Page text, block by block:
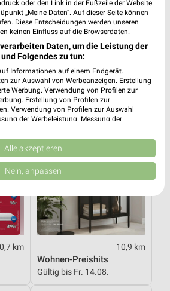
Angebote und Prospekte für
km
XXXLutz
10,9 km
Wohnen-Preishits
Gültig bis Fr. 14.08.
oder den Link in der Fußzeile der Website
„Meine Daten“. Auf dieser Seite können
Diese Entscheidungen werden unseren
keinen Einfluss auf die Browserdaten.
Daten, um die Leistung der
Folgendes zu tun:
Informationen auf einem Endgerät.
zur Auswahl von Werbeanzeigen. Erstellung
Werbung. Verwendung von Profilen zur
Erstellung von Profilen zur
Verwendung von Profilen zur Auswahl
der Werbeleistung. Messung der
verschiedenen Quellen. Entwicklung und
Verwendung reduzierter Daten zur Auswahl
Europäischen Union weitergegeben und in die
IAB-Anbieter)
Zwecke:
auf Informationen
Alle akzeptieren
Nein, anpassen